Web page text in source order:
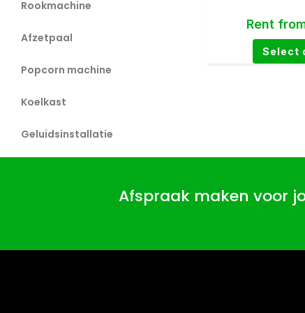
Rookmachine
Afzetpaal
Popcorn machine
Koelkast
Geluidsinstallatie
Rent
Select
Afspraak maken voor